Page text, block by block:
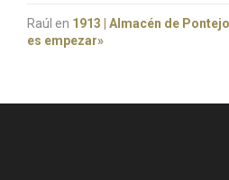
Raúl en 1913 | Almacén de
es empezar»